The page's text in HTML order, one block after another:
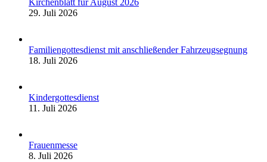
Kirchenblatt für August 2026
29. Juli 2026
Familiengottesdienst mit anschließender Fahrzeugsegnung
18. Juli 2026
Kindergottesdienst
11. Juli 2026
Frauenmesse
8. Juli 2026